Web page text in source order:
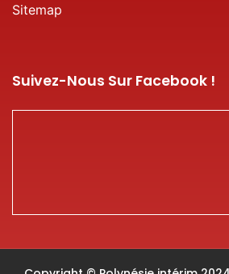
Sitemap
Suivez-Nous Sur Facebook !